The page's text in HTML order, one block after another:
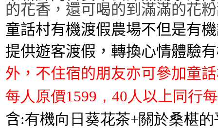
的花香，還可喝的到滿滿的花
童話村有機渡假農場不但是有
提供遊客渡假，轉換心情體驗
外，不住宿的朋友亦可參加童
每人原價1599 ， 40 人 以上 同行
含:有機向日葵花茶+關於桑椹